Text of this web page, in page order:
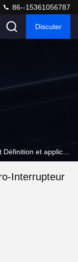
86--15361056787
Discuter
Interrupteur